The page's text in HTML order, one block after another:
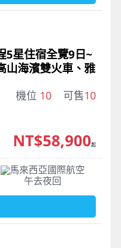
5星住宿全覽9日~
山海濱雙火車、雅
機位 10 可售10
馬來西亞國際航空
午去夜回
NT$58,900起